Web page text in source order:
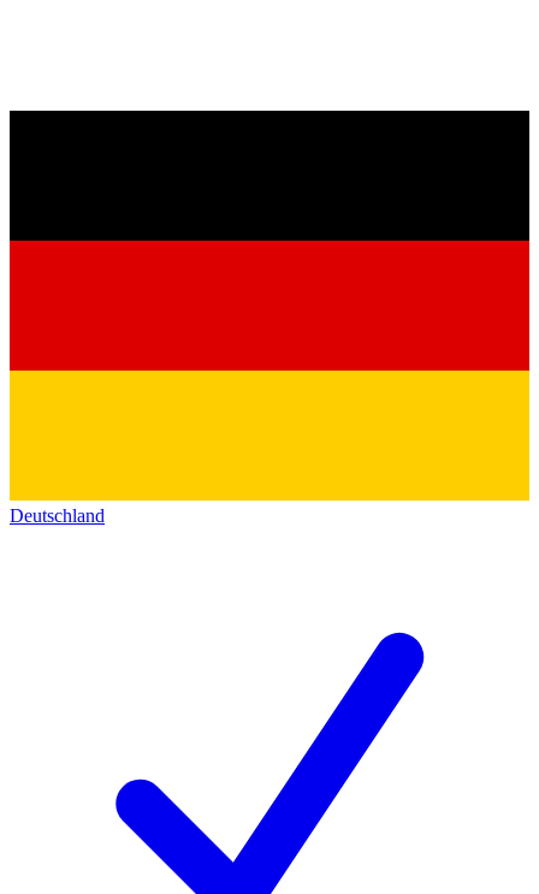
Deutschland